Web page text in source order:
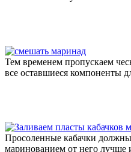
Тем временем пропускаем
все оставшиеся компоненты
Просоленные кабачки
маринованием от него лучше